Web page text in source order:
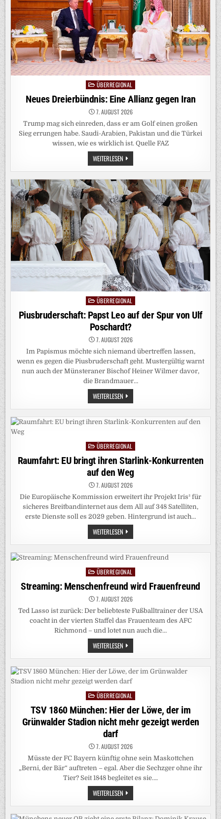
PostedÜBERREGIONAL
Neues Dreierbündnis: Eine Allianz gegen Iran
7. AUGUST 2026
Trump mag sich einreden, dass er am Golf einen großen
Sieg errungen habe. Saudi-Arabien, Pakistan und die Türkei
wissen, wie es wirklich ist. Quelle FAZ
WEITERLESEN NEUES
DREIERBÜNDNIS:
EINE
GEGEN
IRAN
Posted
in
ÜBERREGIONAL
Piusbruderschaft: Papst Leo auf der Spur von Ulf
Poschardt?
7. AUGUST 2026
Im Papismus möchte sich niemand übertreffen lassen,
wenn es gegen die Piusbruderschaft geht. Mustergültig warnt
nun auch der Münsteraner Bischof Heiner Wilmer davor,
die Brandmauer…
WEITERLESEN PIUSBRUDERSCHAFT:
PAPST
LEO
DER
SPUR
ULF
POSCHARDT?
PostedÜBERREGIONAL
Raumfahrt: EU bringt ihren Starlink-Konkurrenten
auf den Weg
7. AUGUST 2026
Die Europäische Kommission erweitert ihr Projekt Iris² für
sicheres Breitbandinternet aus dem All auf 348 Satelliten,
erste Dienste soll es 2029 geben. Hintergrund ist auch…
WEITERLESEN RAUMFAHRT:
EU
BRINGT
STARLINK-
KONKURRENTEN
AUF
DEN
WEG
Posted
in
ÜBERREGIONAL
Streaming: Menschenfreund wird Frauenfreund
7. AUGUST 2026
Ted Lasso ist zurück: Der beliebteste Fußballtrainer der USA
coacht in der vierten Staffel das Frauenteam des AFC
Richmond – und lotet nun auch die…
WEITERLESEN STREAMING:
MENSCHENFREUND
WIRD
Posted
in
ÜBERREGIONAL
TSV 1860 München: Hier der Löwe, der im
Grünwalder Stadion nicht mehr gezeigt werden
darf
7. AUGUST 2026
Müsste der FC Bayern künftig ohne sein Maskottchen
„Berni, der Bär“ auftreten – egal. Aber die Sechzger ohne ihr
Tier? Seit 1848 begleitet es sie….
WEITERLESEN TSV
1860
MÜNCHEN: